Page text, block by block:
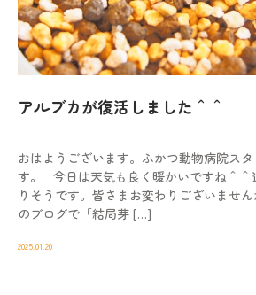
アルブカが復活しました＾＾
おはようございます。ふかつ動物病院ス
す。 今日は天気も良く暖かいですね＾＾
りそうです。皆さまお変わりございませ
のブログで「結局芽 […]
2025.01.20